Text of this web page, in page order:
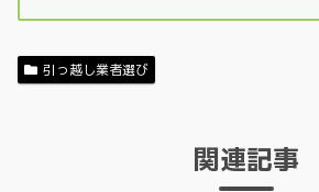
引っ越し業者選び
関連記事